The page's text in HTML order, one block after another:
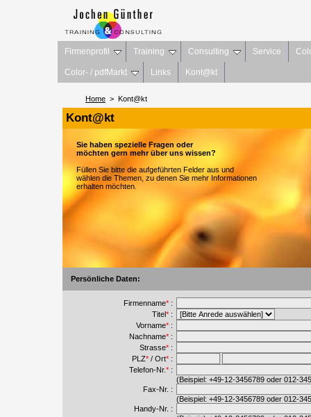
Firmenprofil Training Consulting Service
Color- / pdfMarkt Links Kont@kt
Home > Kont@kt
Kont@kt
Sie haben spezielle Fragen oder
möchten gern mehr über uns wissen?
Füllen Sie bitte die aufgeführten Felder aus und
wählen die Themen, zu denen Sie mehr Informationen
erhalten möchten.
Persönliche Daten:
Firmenname* :
Titel* :
Vorname* :
Nachname* :
Strasse* :
PLZ* / Ort* :
Telefon-Nr.* :
(Beispiel: +49-12-3456789 oder 012-
Fax-Nr. :
(Beispiel: +49-12-3456789 oder 012-
Handy-Nr. :